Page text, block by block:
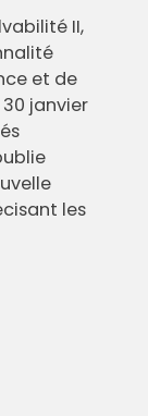
II,
et de
janvier
les